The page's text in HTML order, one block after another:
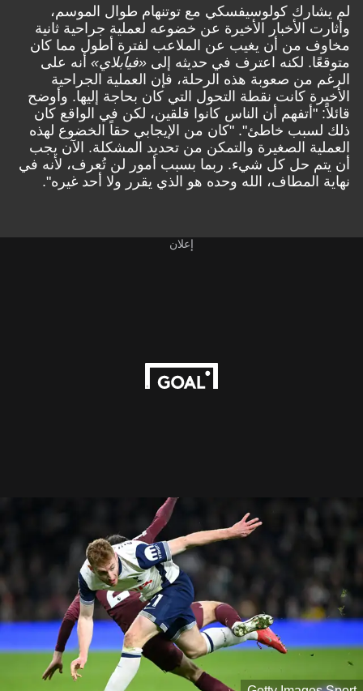
لم يشارك كولوسيفسكي مع توتنهام طوال الموسم،
وأثارت الأخبار الأخيرة عن خضوعه لعملية جراحية ثانية
مخاوف من أن يغيب عن الملاعب لفترة أطول مما كان
متوقعًا. لكنه اعترف في حديثه إلى «فيابلاي» أنه على
الرغم من صعوبة هذه الرحلة، فإن العملية الجراحية
الأخيرة كانت نقطة التحول التي كان بحاجة إليها. وأوضح
قائلاً: "أتفهم أن الناس كانوا قلقين، لكن في الواقع كان
ذلك لسبب خاطئ". "كان من الإيجابي حقاً الخضوع لهذه
العملية الصغيرة والتمكن من تحديد المشكلة. الآن يجب
أن يتم حل كل شيء. ربما بسبب أمور لن تُعرف، لأنه في
نهاية المطاف، الله وحده هو الذي يقرر ولا أحد غيره".
إعلان